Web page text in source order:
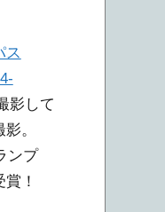
ス
影して
。
ンプ
！